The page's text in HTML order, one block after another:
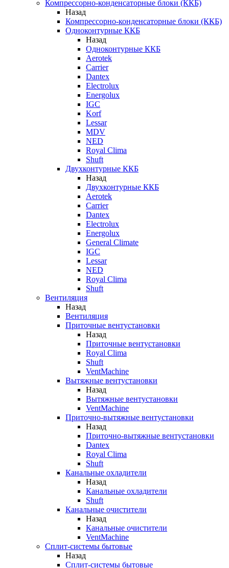
Компрессорно-конденсаторные блоки (ККБ)
Назад
Компрессорно-конденсаторные блоки (ККБ)
Одноконтурные ККБ
Назад
Одноконтурные ККБ
Aerotek
Carrier
Dantex
Electrolux
Energolux
IGC
Korf
Lessar
MDV
NED
Royal Clima
Shuft
Двухконтурные ККБ
Назад
Двухконтурные ККБ
Aerotek
Carrier
Dantex
Electrolux
Energolux
General Climate
IGC
Lessar
NED
Royal Clima
Shuft
Вентиляция
Назад
Вентиляция
Приточные вентустановки
Назад
Приточные вентустановки
Royal Clima
Shuft
VentMachine
Вытяжные вентустановки
Назад
Вытяжные вентустановки
VentMachine
Приточно-вытяжные вентустановки
Назад
Приточно-вытяжные вентустановки
Dantex
Royal Clima
Shuft
Канальные охладители
Назад
Канальные охладители
Shuft
Канальные очистители
Назад
Канальные очистители
VentMachine
Сплит-системы бытовые
Назад
Сплит-системы бытовые